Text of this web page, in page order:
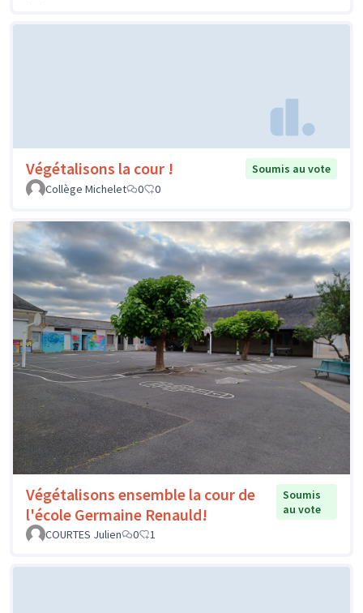
Végétalisons la cour !
Soumis au vote
Collège Michelet
0 0
Végétalisons ensemble la cour de
l'école Germaine Renauld!
Soumis
au vote
COURTES Julien
0 1